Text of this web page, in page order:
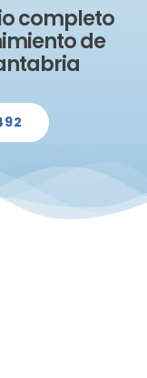
completo
de